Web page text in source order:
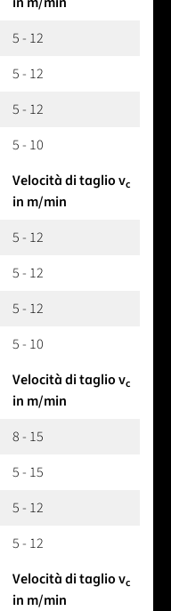
5 - 12
5 - 12
5 - 12
5 - 10
Velocità di taglio vc
in m/min
5 - 12
5 - 12
5 - 12
5 - 10
Velocità di taglio vc
in m/min
8 - 15
5 - 15
5 - 12
5 - 12
Velocità di taglio vc
in m/min